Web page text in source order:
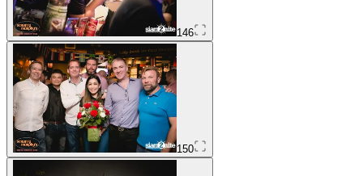
146
150